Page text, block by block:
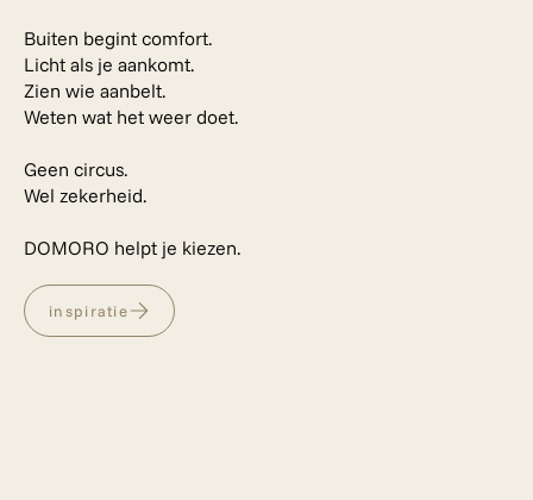
Buiten begint comfort.
Licht als je aankomt.
Zien wie aanbelt.
Weten wat het weer doet.
Geen circus.
Wel zekerheid.
DOMORO helpt je kiezen.
inspiratie